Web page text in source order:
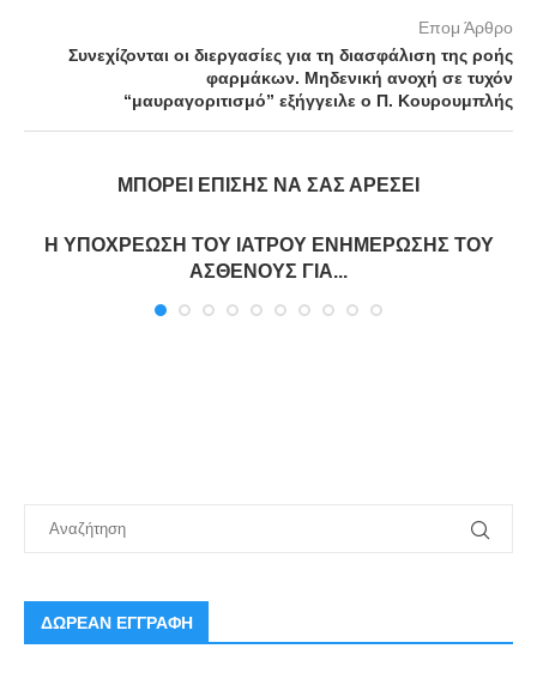
Επομ Άρθρο
Συνεχίζονται οι διεργασίες για τη διασφάλιση της ροής
φαρμάκων. Μηδενική ανοχή σε τυχόν
“μαυραγοριτισμό” εξήγγειλε ο Π. Κουρουμπλής
ΜΠΟΡΕΊ ΕΠΊΣΗΣ ΝΑ ΣΑΣ ΑΡΈΣΕΙ
Η ΥΠΟΧΡΕΩΣΗ ΤΟΥ ΙΑΤΡΟΥ ΕΝΗΜΕΡΩΣΗΣ ΤΟΥ
ΑΣΘΕΝΟΥΣ ΓΙΑ...
ΔΩΡΕΑΝ ΕΓΓΡΑΦΗ